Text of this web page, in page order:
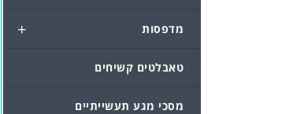
+ מדפסות
טאבלטים קשיחים
מסכי מגע תעשייתיים